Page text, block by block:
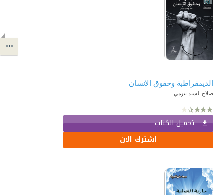
الديمقراطية وحقوق الإنسان
صلاح السيد بيومي
تحميل الكتاب
اشترك الآن